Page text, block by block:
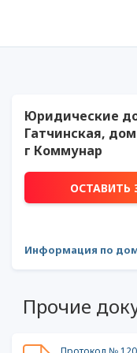
Юридические
Гатчинская, дом
г Коммунар
ОСТАВИТЬ
Информация по
Прочие